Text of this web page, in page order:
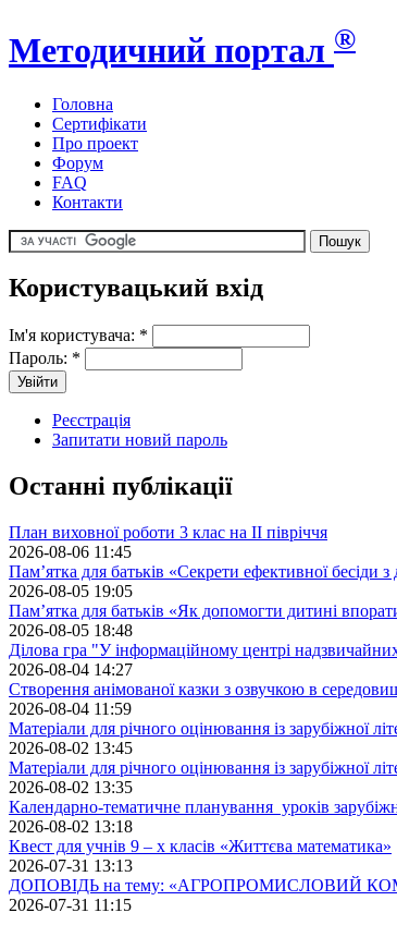
Методичний портал ®
Головна
Сертифікати
Про проект
Форум
FAQ
Контакти
Користувацький вхід
Ім'я користувача: *
Пароль: *
Реєстрація
Запитати новий пароль
Останні публікації
План виховної роботи 3 клас на II півріччя
2026-08-06 11:45
Пам’ятка для батьків «Секрети ефективної бесіди з
2026-08-05 19:05
Пам’ятка для батьків «Як допомогти дитині
2026-08-05 18:48
Ділова гра "У інформаційному центрі
2026-08-04 14:27
Створення анімованої казки з озвучкою в
2026-08-04 11:59
Матеріали для річного оцінювання із зарубіжної
2026-08-02 13:45
Матеріали для річного оцінювання із зарубіжної
2026-08-02 13:35
Календарно-тематичне планування уроків
2026-08-02 13:18
Квест для учнів 9 – х класів «Життєва математика»
2026-07-31 13:13
ДОПОВІДЬ на тему: «АГРОПРОМИСЛОВИЙ
2026-07-31 11:15